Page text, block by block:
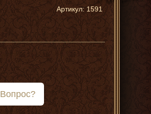
Артикул: 1591
Вопрос?